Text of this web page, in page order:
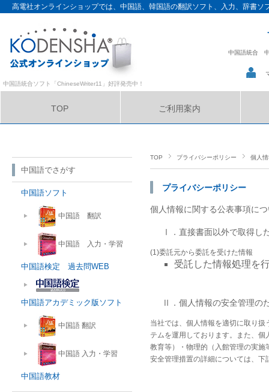
高電社オンラインショップでは、中国語、韓国語の翻訳ソフト、入力、辞書
中国語統合ソフト「ChineseWriter11」好評発売中！
中国語統合
TOP ご利用案内
TOP プライバシーポリシー 個人
プライバシーポリシー
個人情報に関する公表事項に
Ⅰ．直接書面以外で取得し
(1)委託元から委託を受けた情報
受託した情報処理を
Ⅱ．個人情報の安全管理の
当社では、個人情報を適切に取り
テムを運用しております。また、
教育等）・物理的（入館管理の実
安全管理措置の詳細については、
中国語でさがす
中国語ソフト
中国語 翻訳
中国語 入力・学習
中国語検定 過去問WEB
中国語アカデミック版ソフト
中国語 翻訳
中国語 入力・学習
中国語教材